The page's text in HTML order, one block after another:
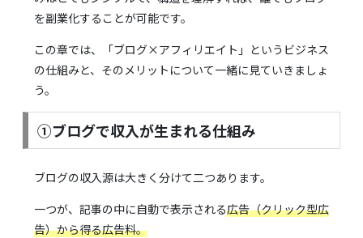
を副業化することが可能です。
この章では、「ブログ×アフィリエイト」というビジネス
の仕組みと、そのメリットについて一緒に見ていきましょ
う。
①ブログで収入が生まれる仕組み
ブログの収入源は大きく分けて二つあります。
一つが、記事の中に自動で表示される広告（クリック型広
告）から得る広告料。